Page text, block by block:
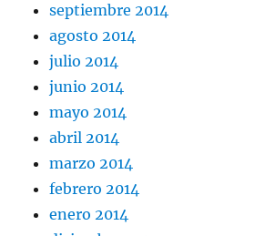
septiembre 2014
agosto 2014
julio 2014
junio 2014
mayo 2014
abril 2014
marzo 2014
febrero 2014
enero 2014